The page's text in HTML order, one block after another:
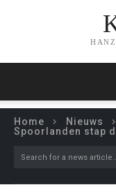
Home Nieuws
Spoorlanden stap
Search for a news article...